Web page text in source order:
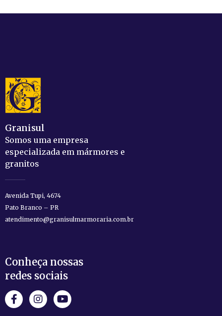
Granisul
Somos uma empresa
especializada em mármores e
granitos
Avenida Tupi, 4674
Pato Branco – PR
atendimento@granisulmarmoraria.com.br
Conheça nossas
redes sociais